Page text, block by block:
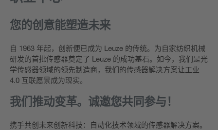
您的创意能塑造未来
自 1963 年起，创新便已成为 Leuze 的传统。为自家纺织机械
研发的首批传感器奠定了 Leuze 的成功基石。如今，我们是光
学传感器领域的领先制造商，我们的传感器解决方案让工业
4.0 互联愿景成为现实。
我们推动变革。诚邀您共同参与！
携手共创未来创新科技：自动化技术领域的传感器解决方案。